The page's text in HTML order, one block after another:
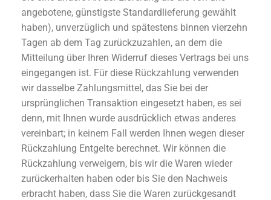
angebotene, günstigste Standardlieferung gewählt
haben), unverzüglich und spätestens binnen vierzehn
Tagen ab dem Tag zurückzuzahlen, an dem die
Mitteilung über Ihren Widerruf dieses Vertrags bei uns
eingegangen ist. Für diese Rückzahlung verwenden
wir dasselbe Zahlungsmittel, das Sie bei der
ursprünglichen Transaktion eingesetzt haben, es sei
denn, mit Ihnen wurde ausdrücklich etwas anderes
vereinbart; in keinem Fall werden Ihnen wegen dieser
Rückzahlung Entgelte berechnet. Wir können die
Rückzahlung verweigern, bis wir die Waren wieder
zurückerhalten haben oder bis Sie den Nachweis
erbracht haben, dass Sie die Waren zurückgesandt